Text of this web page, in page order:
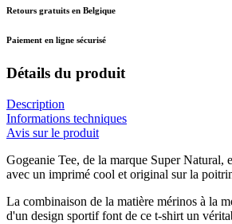
Retours gratuits en Belgique
Paiement en ligne sécurisé
Détails du produit
Description
Informations techniques
Avis sur le produit
Gogeanie Tee, de la marque Super Natural,
avec un imprimé cool et original sur la
La combinaison de la matière mérinos à la
d'un design sportif font de ce t-shirt un